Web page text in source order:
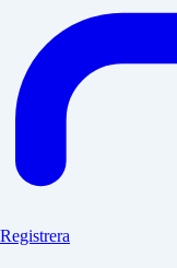
Registrera